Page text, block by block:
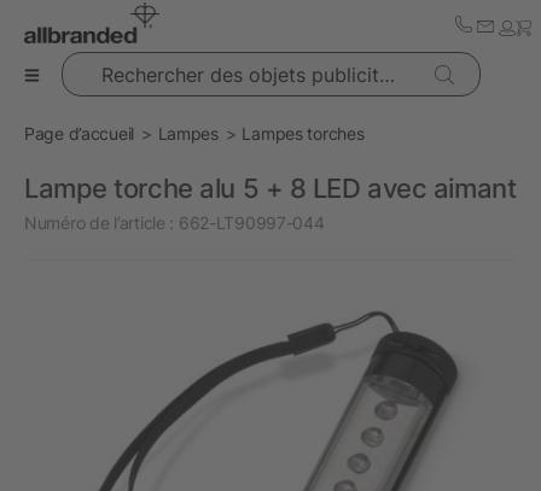
Rechercher des objets publicitaires
Page d’accueil Lampes Lampes torches
Lampe torche alu 5 + 8 LED avec aimant
Numéro de l’article : 662-LT90997-044